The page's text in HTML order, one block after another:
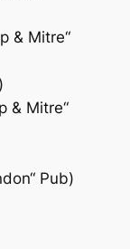
& Mitre“
& Mitre“
Pub)